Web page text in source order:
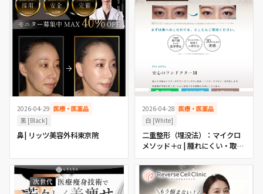
2026-04-29 医療・医薬品
黒 [Black]
鼻| リッツ美容外科東京院
2026-04-28 医療・医薬品
白 [White]
二重整形（埋没法）：マイクロ
メソッド＋α | 腫れにくい・取れ
にくい・バレにくい・ダウンタ
イムが短い埋没法 | 美容整形、
美容外科、美容皮膚科なら聖心
美容クリニック